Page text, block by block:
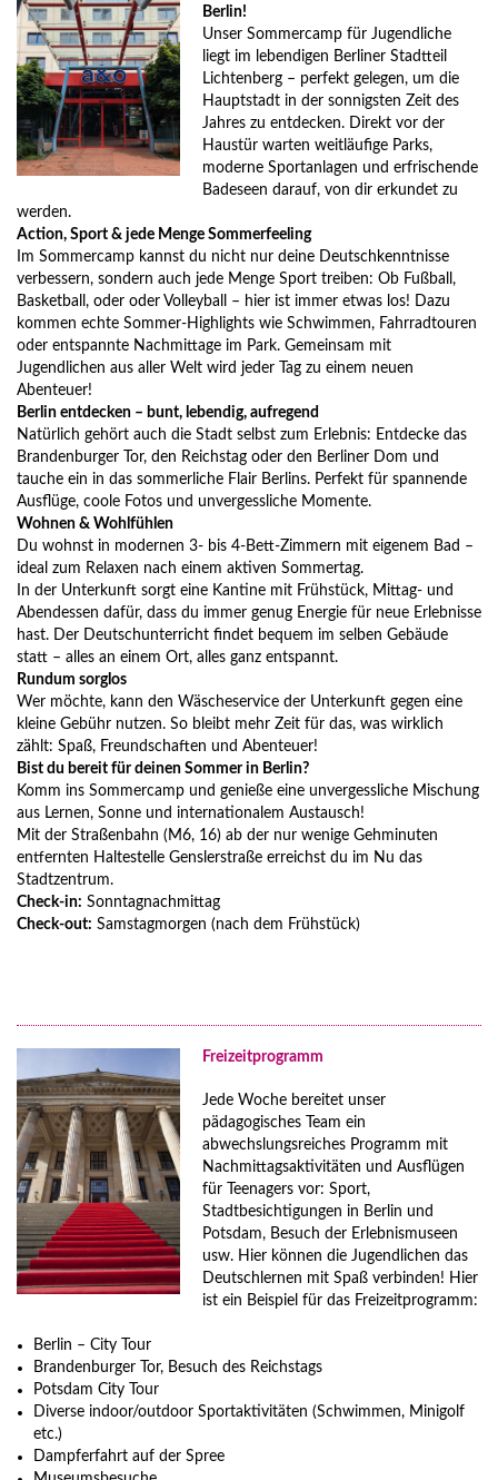
Berlin!
Unser Sommercamp für Jugendliche
liegt im lebendigen Berliner Stadtteil
Lichtenberg – perfekt gelegen, um die
Hauptstadt in der sonnigsten Zeit des
Jahres zu entdecken. Direkt vor der
Haustür warten weitläufige Parks,
moderne Sportanlagen und erfrischende
Badeseen darauf, von dir erkundet zu
werden.
Action, Sport & jede Menge Sommerfeeling
Im Sommercamp kannst du nicht nur deine Deutschkenntnisse
verbessern, sondern auch jede Menge Sport treiben: Ob Fußball,
Basketball, oder oder Volleyball – hier ist immer etwas los! Dazu
kommen echte Sommer-Highlights wie Schwimmen, Fahrradtouren
oder entspannte Nachmittage im Park. Gemeinsam mit
Jugendlichen aus aller Welt wird jeder Tag zu einem neuen
Abenteuer!
Berlin entdecken – bunt, lebendig, aufregend
Natürlich gehört auch die Stadt selbst zum Erlebnis: Entdecke das
Brandenburger Tor, den Reichstag oder den Berliner Dom und
tauche ein in das sommerliche Flair Berlins. Perfekt für spannende
Ausflüge, coole Fotos und unvergessliche Momente.
Wohnen & Wohlfühlen
Du wohnst in modernen 3- bis 4-Bett-Zimmern mit eigenem Bad –
ideal zum Relaxen nach einem aktiven Sommertag.
In der Unterkunft sorgt eine Kantine mit Frühstück, Mittag- und
Abendessen dafür, dass du immer genug Energie für neue Erlebnisse
hast. Der Deutschunterricht findet bequem im selben Gebäude
statt – alles an einem Ort, alles ganz entspannt.
Rundum sorglos
Wer möchte, kann den Wäscheservice der Unterkunft gegen eine
kleine Gebühr nutzen. So bleibt mehr Zeit für das, was wirklich
zählt: Spaß, Freundschaften und Abenteuer!
Bist du bereit für deinen Sommer in Berlin?
Komm ins Sommercamp und genieße eine unvergessliche Mischung
aus Lernen, Sonne und internationalem Austausch!
Mit der Straßenbahn (M6, 16) ab der nur wenige Gehminuten
entfernten Haltestelle Genslerstraße erreichst du im Nu das
Stadtzentrum.
Check-in: Sonntagnachmittag
Check-out: Samstagmorgen (nach dem Frühstück)
Freizeitprogramm
Jede Woche bereitet unser
pädagogisches Team ein
abwechslungsreiches Programm mit
Nachmittagsaktivitäten und Ausflügen
für Teenagers vor: Sport,
Stadtbesichtigungen in Berlin und
Potsdam, Besuch der Erlebnismuseen
usw. Hier können die Jugendlichen das
Deutschlernen mit Spaß verbinden! Hier
ist ein Beispiel für das Freizeitprogramm:
Berlin – City Tour
Brandenburger Tor, Besuch des Reichstags
Potsdam City Tour
Diverse indoor/outdoor Sportaktivitäten (Schwimmen, Minigolf
etc.)
Dampferfahrt auf der Spree